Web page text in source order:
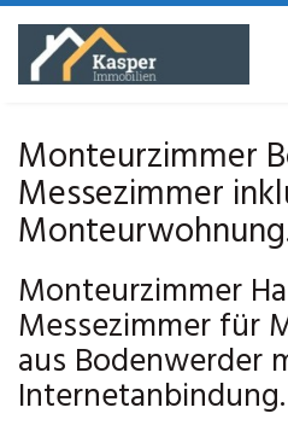
Skip
main
Monteurzimmer
Messezimmer
Monteurzimmer
Messezimmer für
aus Bodenwerder
Internetanbindung.